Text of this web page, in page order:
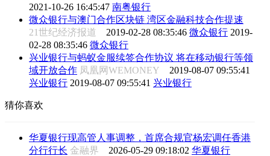
2021-10-26 16:45:47 南粤银行
微众银行与澳门合作区块链 湾区金融科技合作提速
21世纪经济报道 2019-02-28 08:35:46 微众银行 2019-
02-28 08:35:46 微众银行
兴业银行与蚂蚁金服续签合作协议 将在移动银行等领
域开放合作 凤凰网WEMONEY 2019-08-07 09:55:41
兴业银行 2019-08-07 09:55:41 兴业银行
猜你喜欢
华夏银行现高管人事调整，首席合规官杨宏调任香港
分行行长 金融界 2026-05-29 09:18:02 华夏银行